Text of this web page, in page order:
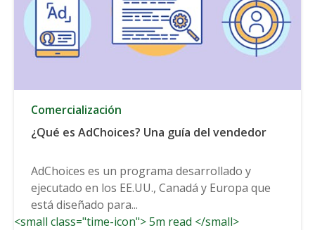
Comercialización
¿Qué es AdChoices? Una guía del vendedor
AdChoices es un programa desarrollado y
ejecutado en los EE.UU., Canadá y Europa que
está diseñado para...
<small class="time-icon"> 5m read </small>